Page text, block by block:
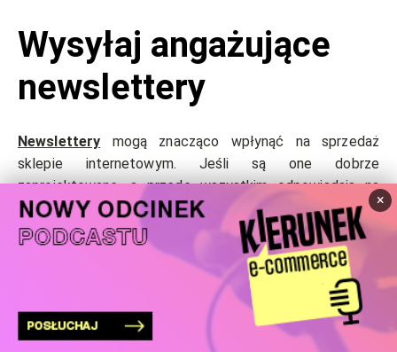
Wysyłaj angażujące
newslettery
Newslettery mogą znacząco wpłynąć na sprzedaż
sklepie internetowym. Jeśli są one dobrze
zaprojektowane, a przede wszystkim odpowiadają na
potrzeby Twoich klientów, na przykład zawierają
spersonalizowane rekomendacje, czy kody rabatowe –
to sukces masz już prawie w kieszeni!
Ten sposób na wygenerowanie konwersji i budowanie
silnych i długotrwałych relacji z klientami togłówny kanał
komunikacji dla 84% firm
. Nie bez przyczyny znalazł się w
×